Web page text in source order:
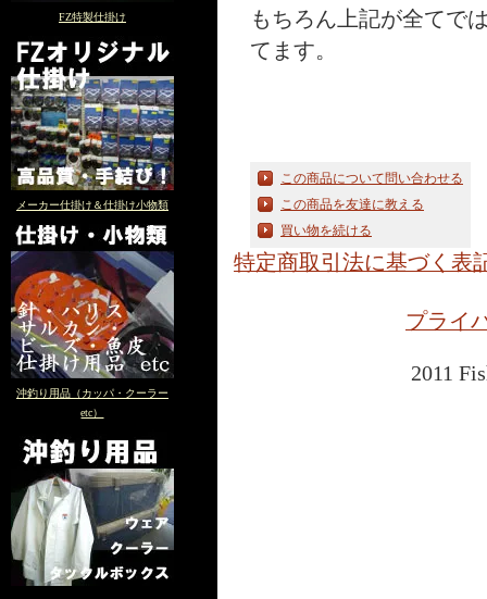
FZ特製仕掛け
メーカー仕掛け＆仕掛け小物類
沖釣り用品（カッパ・クーラー
etc）
もちろん上記が全てで
てます。
この商品について問い合わせる
この商品を友達に教える
買い物を続ける
特定商取引法に基づく表
プライ
2011